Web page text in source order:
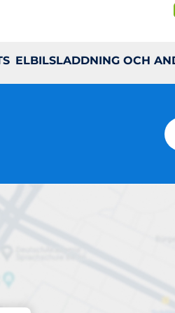
ELBILSLADDNING OCH
81